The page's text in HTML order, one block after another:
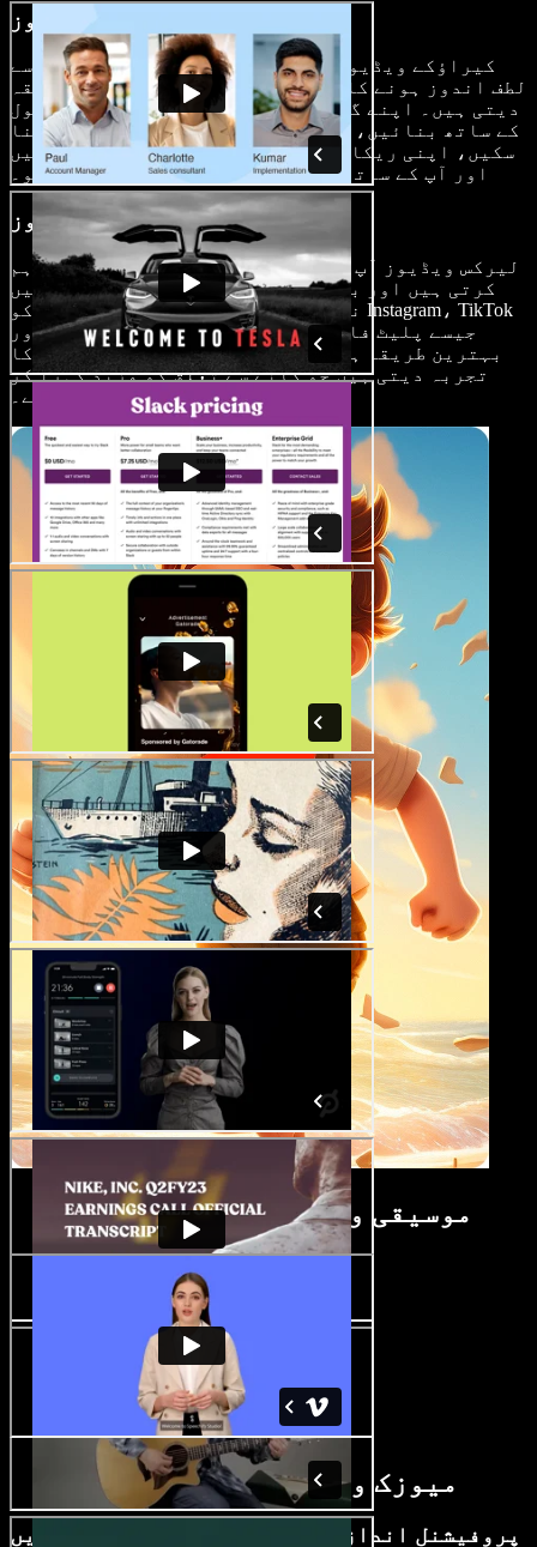
کیراؤکے ویڈیوز
کیراؤکے ویڈیوز آپ کے مداحوں کو آپ کی موسیقی سے
لطف اندوز ہونے کا ایک تفریحی اور انٹرایکٹو طریقہ
دیتی ہیں۔ اپنے گانوں کے کیراؤکے ورژن ہم آہنگ بول
کے ساتھ بنائیں، تاکہ آپ کے شائقین بے جھجھک گنگنا
سکیں، اپنی ریکارڈنگز سوشل میڈیا پر شیئر کر سکیں
اور آپ کے ساتھ جڑے ہونے کا احساس مزید گہرا ہو۔
بول کی ویڈیوز (Lyric Videos)
لیرکس ویڈیوز آپ کی موسیقی کے لیے بصری سنگت فراہم
کرتی ہیں اور بول کو متحرک اور تخلیقی انداز میں
نمایاں کرتی ہیں۔ یہ سننے والوں کو Instagram، TikTok
اور YouTube جیسے پلیٹ فارمز پر انگیج رکھنے کا
بہترین طریقہ ہیں، اور ایسی بصری کہانی سنانے کا
تجربہ دیتی ہیں جو گانے سے تعلق کو مزید گہرا کر
دیتی ہے۔
موسیقی ویڈیو میکر ٹیوٹوریل
AI میوزک ویڈیو میکر فیچرز
پروفیشنل انداز میں موسیقی ویڈیوز ایڈٹ کریں